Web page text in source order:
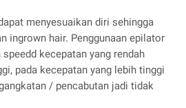
menyesuaikan diri sehingga
ingrown hair. Penggunaan epilator
kecepatan yang rendah
pada kecepatan yang lebih tinggi
/ pencabutan jadi tidak